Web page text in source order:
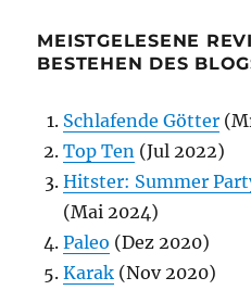
MEISTGELESENE
BESTEHEN DES
Schlafende Götter
Top Ten (Jul 2022)
Hitster: Summer
(Mai 2024)
Paleo (Dez 2020)
Karak (Nov 2020)